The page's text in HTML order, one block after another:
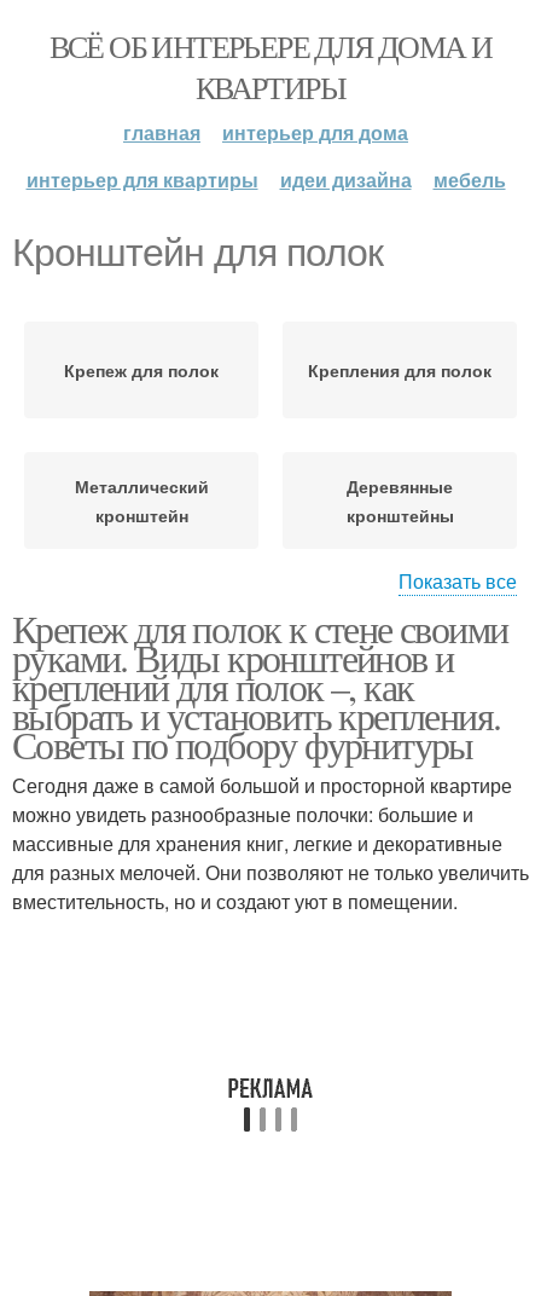
ВСЁ ОБ ИНТЕРЬЕРЕ ДЛЯ ДОМА И
КВАРТИРЫ
главная
интерьер для дома
интерьер для квартиры
идеи дизайна мебель
Кронштейн для полок
Крепеж для полок Крепления для полок
Металлический
кронштейн
Деревянные
кронштейны
Кронштейны для полок Полки к стене
Крепежи для полок Крепление для полки
Подвесные полки
Полки со скрытым
креплением
Показать все
Крепеж для полок к стене своими
руками. Виды кронштейнов и
креплений для полок –, как
выбрать и установить крепления.
Советы по подбору фурнитуры
Сегодня даже в самой большой и просторной квартире
можно увидеть разнообразные полочки: большие и
массивные для хранения книг, легкие и декоративные
для разных мелочей. Они позволяют не только увеличить
вместительность, но и создают уют в помещении.